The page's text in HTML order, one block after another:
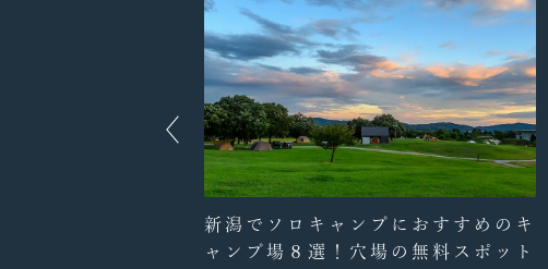
新潟でソロキャンプにおすすめのキ
ャンプ場８選！穴場の無料スポット